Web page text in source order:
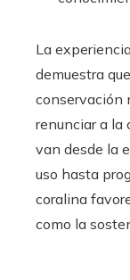
La
demuestra
conservación
renunciar a la
van desde la
uso hasta
coralina
como la